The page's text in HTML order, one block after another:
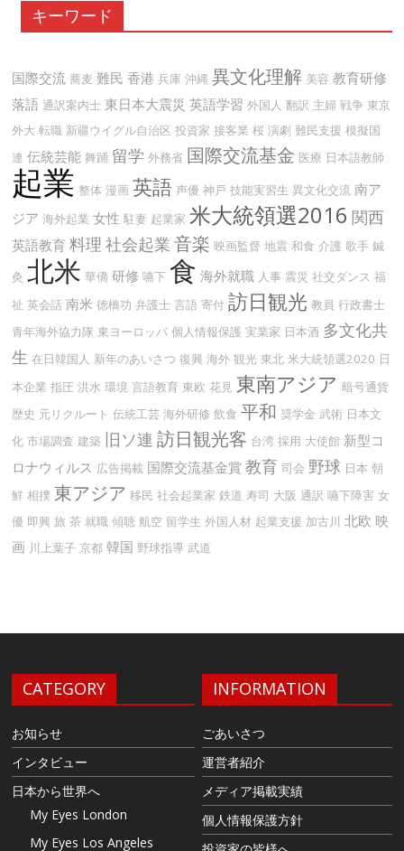
キーワード
国際交流 蕎麦 難民 香港 兵庫 沖縄 異文化理解 美容 教育研修
落語 通訳案内士 東日本大震災 英語学習 外国人 翻訳 主婦 戦争 東京
外大 転職 新疆ウイグル自治区 投資家 接客業 桜 演劇 難民支援 模擬国
連 伝統芸能 舞踊 留学 外務省 国際交流基金 医療 日本語教師
起業 整体 漫画 英語 声優 神戸 技能実習生 異文化交流 南ア
ジア 海外起業 女性 駐妻 起業家 米大統領選2016 関西
英語教育 料理 社会起業 音楽 映画監督 地震 和食 介護 歌手 鍼
灸 北米 華僑 研修 嚥下 食 海外就職 人事 震災 社交ダンス 福
祉 英会話 南米 徳橋功 弁護士 言語 寄付 訪日観光 教員 行政書士
青年海外協力隊 東ヨーロッパ 個人情報保護 実業家 日本酒 多文化共
生 在日韓国人 新年のあいさつ 復興 海外 観光 東北 米大統領選2020 日
本企業 指圧 洪水 環境 言語教育 東欧 花見 東南アジア 暗号通貨
歴史 元リクルート 伝統工芸 海外研修 飲食 平和 奨学金 武術 日本文
化 市場調査 建築 旧ソ連 訪日観光客 台湾 採用 大使館 新型コ
ロナウィルス 広告掲載 国際交流基金賞 教育 司会 野球 日本 朝
鮮 相撲 東アジア 移民 社会起業家 鉄道 寿司 大阪 通訳 嚥下障害 女
優 即興 旅 茶 就職 傾聴 航空 留学生 外国人材 起業支援 加古川 北欧 映
画 川上葉子 京都 韓国 野球指導 武道
CATEGORY
お知らせ
インタビュー
日本から世界へ
My Eyes London
My Eyes Los Angeles
INFORMATION
ごあいさつ
運営者紹介
メディア掲載実績
個人情報保護方針